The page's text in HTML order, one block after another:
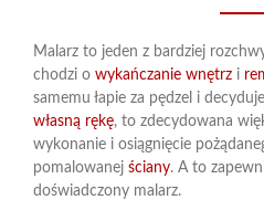
Malarz to jeden z bardziej
chodzi o wykańczanie wnętrz i
samemu łapie za pędzel i
własną rękę, to zdecydowana
wykonanie i osiągnięcie
pomalowanej ściany. A to
doświadczony malarz.